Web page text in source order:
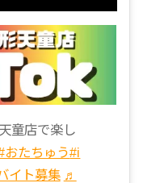
童店で楽し
おたちゅう#i
イト募集 ♬